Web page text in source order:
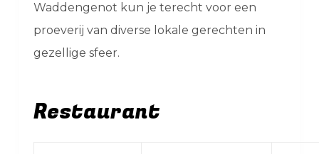
Waddengenot kun je terecht voor een
proeverij van diverse lokale gerechten in
gezellige sfeer.
Restaurant